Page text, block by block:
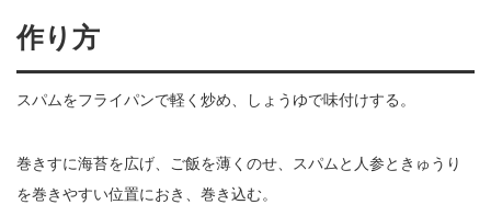
作り方
スパムをフライパンで軽く炒め、しょうゆで味付けする。
巻きすに海苔を広げ、ご飯を薄くのせ、スパムと人参ときゅうり
を巻きやすい位置におき、巻き込む。